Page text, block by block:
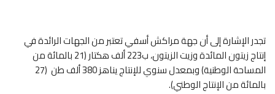
تجدر الإشارة إلى أن جهة مراكش أسفي تعتبر من الجهات الرائدة في
إنتاج زيتون المائدة وزيت الزيتون، ب223 ألف هكتار (21 بالمائة من
المساحة الوطنية) وبمعدل سنوي للإنتاج يناهز 380 ألف طن (27
بالمائة من الإنتاج الوطني).